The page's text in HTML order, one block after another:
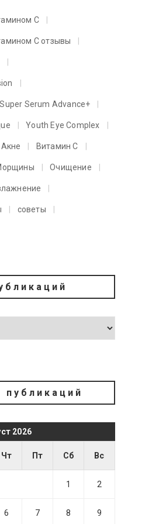
C
C отзывы
Super Serum Advance+
Youth Eye Complex
Акне Витамин C
Очищение
советы
публикаций
2026
Чт Пт Сб Вс
1 2
6 7 8 9